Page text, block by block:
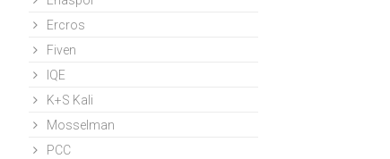
Ercros
Fiven
IQE
K+S Kali
Mosselman
PCC